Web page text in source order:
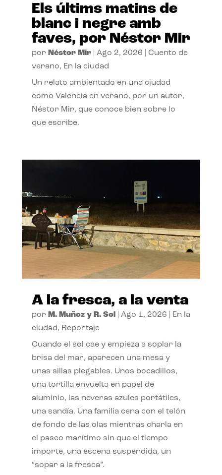
Els últims matins de
blanc i negre amb
faves, por Néstor Mir
por Néstor Mir| Ago 2, 2026
Cuento de
verano, En la ciudad
Un relato ambientado en una ciudad
como Valencia en verano, por un autor,
Néstor Mir, que conoce bien sobre lo
que escribe.
A la fresca, a la venta
por M. Muñoz y R. Sol Ago 1, 2026
En la
ciudad, Reportaje
Cuando el sol cae y empieza a soplar la
brisa del mar, aparecen una mesa y
unas sillas plegables. Unos bocadillos,
una tortilla envuelta en papel de
aluminio, las neveras azules portátiles,
una sandía. Una familia cena con el telón
de fondo de las olas mientras charla en
el paseo marítimo sin que el tiempo
importe, una escena suspendida, un
“sopar a la fresca”.